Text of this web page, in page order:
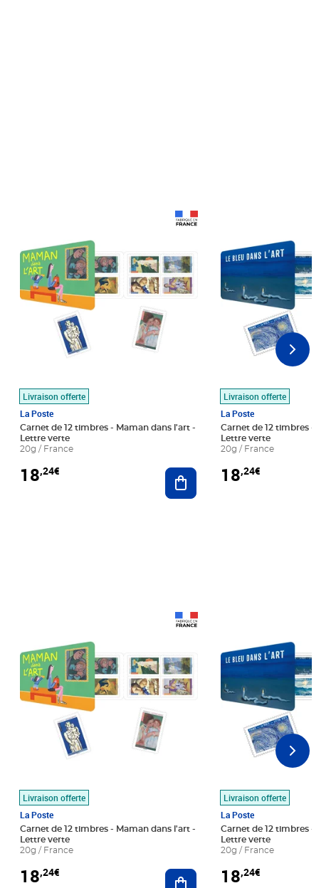
au panier
Livraison offerte
La Poste
Carnet de 12 timbres - Maman dans l'art -
Lettre verte
20g / France
18,24€ Ajouter au panier
Livraison offerte
La Poste
Carnet de 12 timbres - Le
Lettre verte
20g / France
18,24€
au panier
Livraison offerte
La Poste
Carnet de 12 timbres - Maman dans l'art -
Lettre verte
20g / France
18,24€ Ajouter au panier
Livraison offerte
La Poste
Carnet de 12 timbres - Le
Lettre verte
20g / France
18,24€